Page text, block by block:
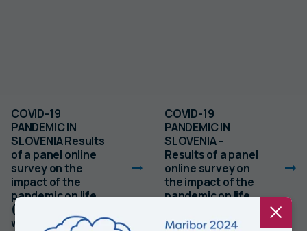
COVID-19
PANDEMIC IN
SLOVENIA Results
of a panel online
survey on the
impact of the
pandemic on life
(SI-PANDA), 18-th
wave
COVID-19
PANDEMIC IN
SLOVENIA –
Results of a panel
online survey on
the impact of the
pandemic on life
wave